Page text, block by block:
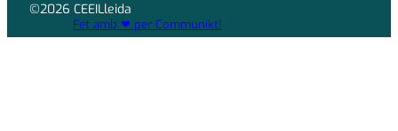
©2026 CEEILleida
Fet amb ❤ per Communikt!